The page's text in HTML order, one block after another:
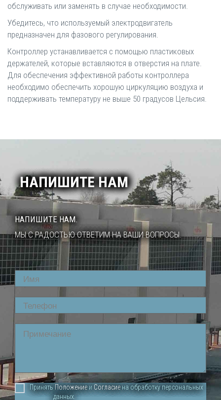
обслуживать или заменять в случае необходимости.
Убедитесь, что используемый электродвигатель
предназначен для фазового регулирования.
Контроллер устанавливается с помощью пластиковых
держателей, которые вставляются в отверстия на плате.
Для обеспечения эффективной работы контроллера
необходимо обеспечить хорошую циркуляцию воздуха и
поддерживать температуру не выше 50 градусов Цельсия.
НАПИШИТЕ НАМ
НАПИШИТЕ НАМ.
МЫ С РАДОСТЬЮ ОТВЕТИМ НА ВАШИ ВОПРОСЫ.
Name
Phone
Comment
Принять Положение и Согласие на обработку персональных
данных.